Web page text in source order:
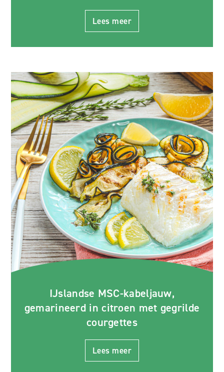
Lees meer
IJslandse MSC-kabeljauw,
gemarineerd in citroen met gegrilde
courgettes
Lees meer